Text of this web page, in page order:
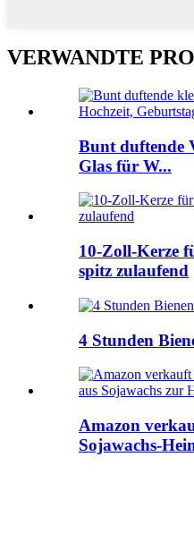
VERWANDTE
Bunt duftende
Glas für W...
10-Zoll-Kerze
spitz zulaufend
4 Stunden
Amazon
Sojawachs-